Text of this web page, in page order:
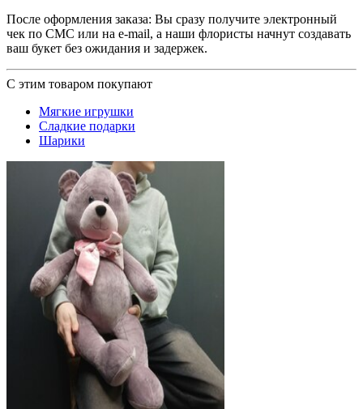
После оформления заказа: Вы сразу получите электронный
чек по СМС или на e-mail, а наши флористы начнут создавать
ваш букет без ожидания и задержек.
С этим товаром покупают
Мягкие игрушки
Сладкие подарки
Шарики